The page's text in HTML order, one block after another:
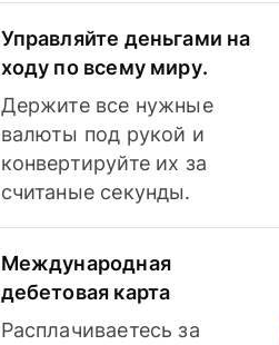
Управляйте деньгами на
ходу по всему миру.
Держите все нужные
валюты под рукой и
конвертируйте их за
считаные секунды.
Международная
дебетовая карта
Расплачиваетесь за